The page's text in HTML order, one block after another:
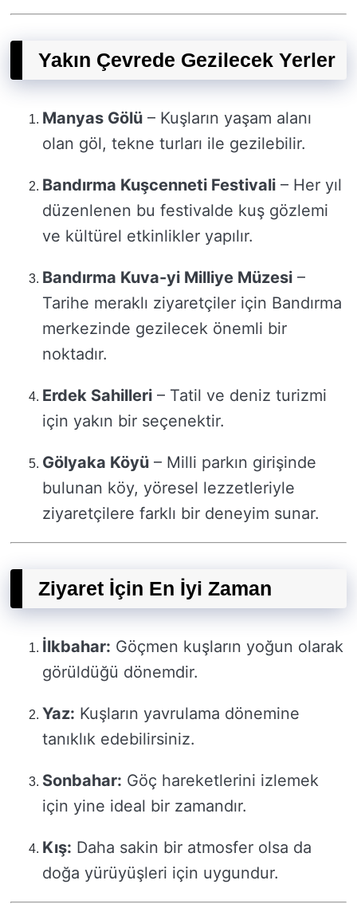
Yakın Çevrede Gezilecek Yerler
Manyas Gölü – Kuşların yaşam alanı
olan göl, tekne turları ile gezilebilir.
Bandırma Kuşcenneti Festivali – Her yıl
düzenlenen bu festivalde kuş gözlemi
ve kültürel etkinlikler yapılır.
Bandırma Kuva-yi Milliye Müzesi –
Tarihe meraklı ziyaretçiler için Bandırma
merkezinde gezilecek önemli bir
noktadır.
Erdek Sahilleri – Tatil ve deniz turizmi
için yakın bir seçenektir.
Gölyaka Köyü – Milli parkın girişinde
bulunan köy, yöresel lezzetleriyle
ziyaretçilere farklı bir deneyim sunar.
Ziyaret İçin En İyi Zaman
İlkbahar: Göçmen kuşların yoğun olarak
görüldüğü dönemdir.
Yaz: Kuşların yavrulama dönemine
tanıklık edebilirsiniz.
Sonbahar: Göç hareketlerini izlemek
için yine ideal bir zamandır.
Kış: Daha sakin bir atmosfer olsa da
doğa yürüyüşleri için uygundur.